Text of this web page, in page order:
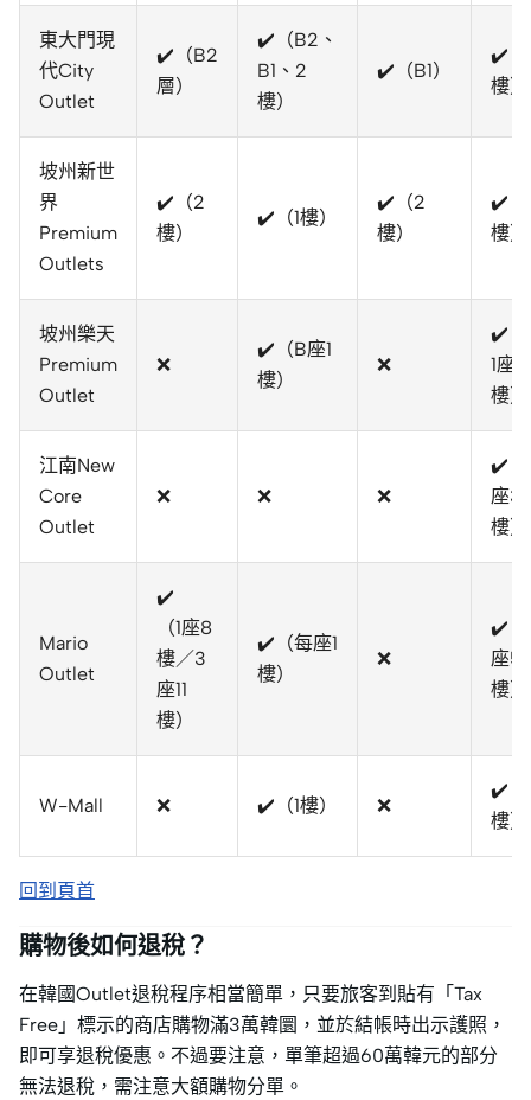
東大門現
代City
Outlet
✔️（B2
層）
✔️（B2、
B1、2
樓）
✔️（B1）
✔️（
樓）
坡州新世
界
Premium
Outlets
✔️（2
樓）
✔️（1樓）
✔️（2
樓）
✔️（
樓）
坡州樂天
Premium
Outlet
❌
✔️（B座1
樓）
❌
✔️（
1座2
樓）
江南New
Core
Outlet
❌ ❌ ❌
✔️（
座3
樓）
Mario
Outlet
✔️
（1座8
樓／3
座11
樓）
✔️（每座1
樓）
❌
✔️（
座5
樓）
W-Mall ❌ ✔️（1樓） ❌
✔️（
樓）
回到頁首
購物後如何退稅？
在韓國Outlet退稅程序相當簡單，只要旅客到貼有「Tax
Free」標示的商店購物滿3萬韓圜，並於結帳時出示護照，
即可享退稅優惠。不過要注意，單筆超過60萬韓元的部分
無法退稅，需注意大額購物分單。